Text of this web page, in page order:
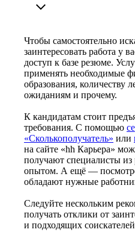
Чтобы самостоятельно
заинтересовать работа у
доступ к базе резюме.
применять необходимые
образования, количеству
ожиданиям и прочему.
К кандидатам стоит
требования. С помощью
«Сколькополучатель» или
на сайте «hh Карьера»
получают специалисты
опытом. А ещё —
обладают нужные
Следуйте нескольким
получать отклики от
и подходящих